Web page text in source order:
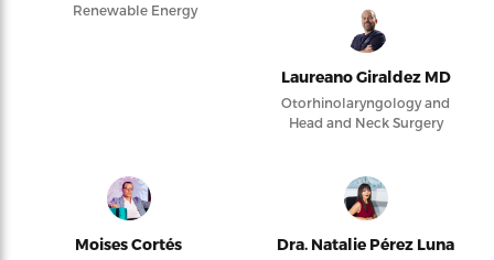
Renewable Energy
Laureano Giraldez MD
Otorhinolaryngology and
Head and Neck Surgery
Moises Cortés Dra. Natalie Pérez Luna